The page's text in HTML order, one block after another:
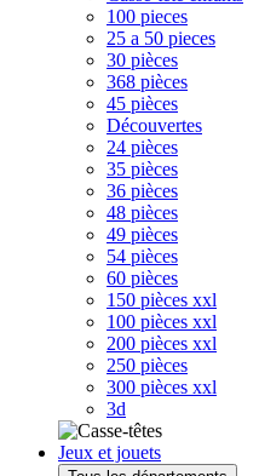
100 pieces
25 a 50 pieces
30 pièces
368 pièces
45 pièces
Découvertes
24 pièces
35 pièces
36 pièces
48 pièces
49 pièces
54 pièces
60 pièces
150 pièces xxl
100 pièces xxl
200 pièces xxl
250 pièces
300 pièces xxl
3d
Jeux et jouets